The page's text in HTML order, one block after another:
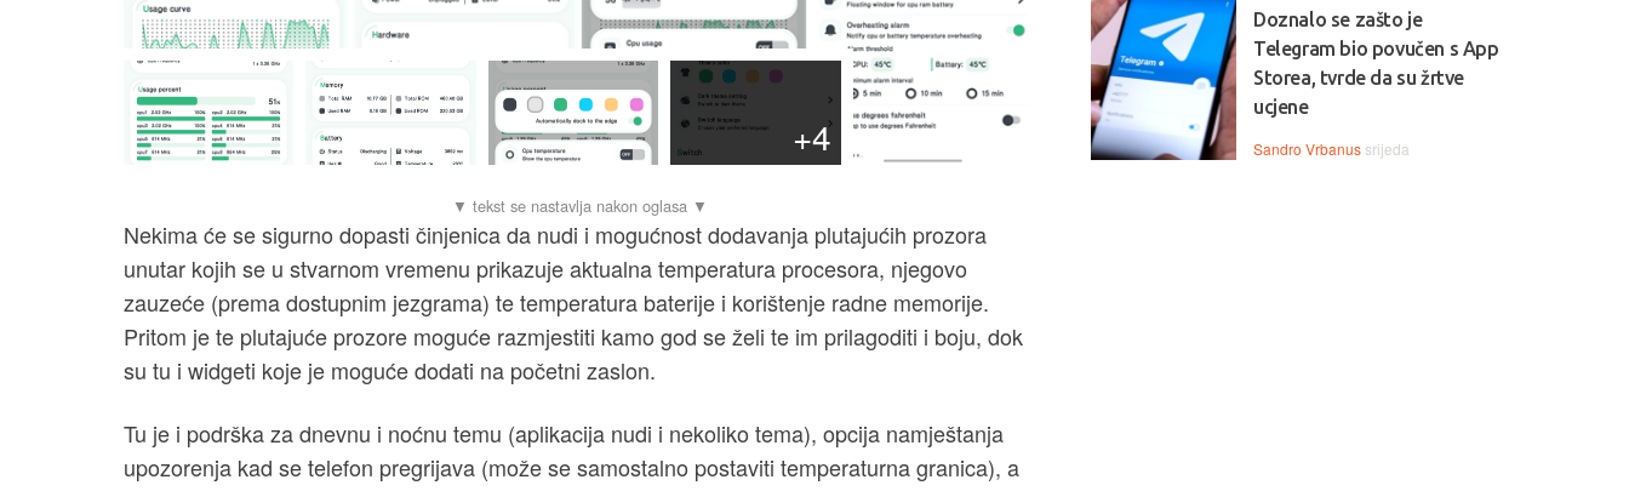
+4
Nekima će se sigurno dopasti činjenica da nudi i mogućnost dodavanja plutajućih prozora
unutar kojih se u stvarnom vremenu prikazuje aktualna temperatura procesora, njegovo
zauzeće (prema dostupnim jezgrama) te temperatura baterije i korištenje radne memorije.
Pritom je te plutajuće prozore moguće razmjestiti kamo god se želi te im prilagoditi i boju, dok
su tu i widgeti koje je moguće dodati na početni zaslon.
Tu je i podrška za dnevnu i noćnu temu (aplikacija nudi i nekoliko tema), opcija namještanja
upozorenja kad se telefon pregrijava (može se samostalno postaviti temperaturna granica), a
Doznalo se zašto je
Telegram bio povučen s App
Storea, tvrde da su žrtve
ucjene
Sandro Vrbanus srijeda